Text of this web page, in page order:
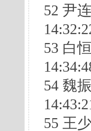
52 尹
53 白
54 魏
55 王